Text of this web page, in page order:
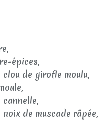
épices,
clou de girofle moulu,
cannelle,
noix de muscade râpée,